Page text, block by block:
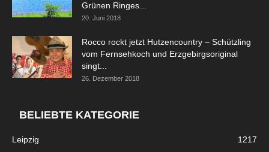
Grünen Ringes...
20. Juni 2018
Rocco rockt jetzt Hutzencountry – Schützling
vom Fernsehkoch und Erzgebirgsoriginal
singt...
26. Dezember 2018
BELIEBTE KATEGORIE
Leipzig
1217